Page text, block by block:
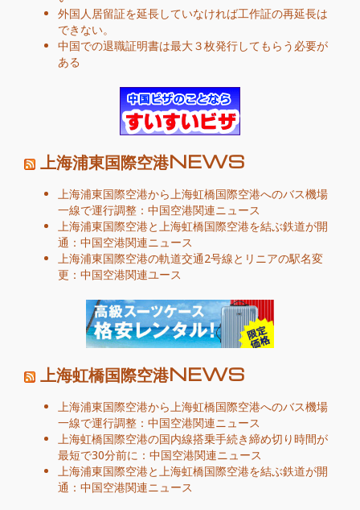
外国人居留証を延長していなければ工作証の再延長は
できない。
中国での退職証明書は最大３枚発行してもらう必要が
ある
上海浦東国際空港NEWS
上海浦東国際空港から上海虹橋国際空港へのバス機場
一線で運行調整：中国空港関連ニュース
上海浦東国際空港と上海虹橋国際空港を結ぶ鉄道が開
通：中国空港関連ニュース
上海浦東国際空港の軌道交通2号線とリニアの駅名変
更：中国空港関連ユース
上海虹橋国際空港NEWS
上海浦東国際空港から上海虹橋国際空港へのバス機場
一線で運行調整：中国空港関連ニュース
上海虹橋国際空港の国内線搭乗手続き締め切り時間が
最短で30分前に：中国空港関連ニュース
上海浦東国際空港と上海虹橋国際空港を結ぶ鉄道が開
通：中国空港関連ニュース